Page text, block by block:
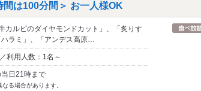
は100分間＞ お一人様OK
カルビのダイヤモンドカット」、「炙りす
ハラミ」、「アンデス高原…
利用人数：1名～
日21時まで
る場合があります。